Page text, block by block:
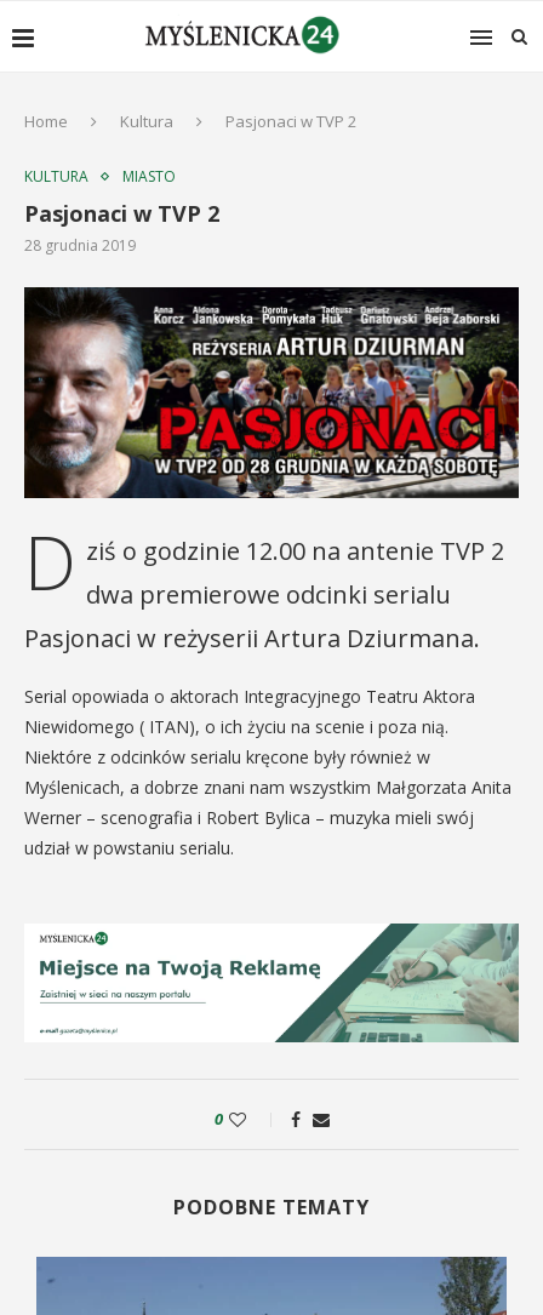
Home Kultura Pasjonaci w TVP 2
KULTURA MIASTO
Pasjonaci w TVP 2
28 grudnia 2019
D ziś o godzinie 12.00 na antenie TVP 2
dwa premierowe odcinki serialu
Pasjonaci w reżyserii Artura Dziurmana.
Serial opowiada o aktorach Integracyjnego Teatru Aktora
Niewidomego ( ITAN), o ich życiu na scenie i poza nią.
Niektóre z odcinków serialu kręcone były również w
Myślenicach, a dobrze znani nam wszystkim Małgorzata Anita
Werner – scenografia i Robert Bylica – muzyka mieli swój
udział w powstaniu serialu.
0
PODOBNE TEMATY